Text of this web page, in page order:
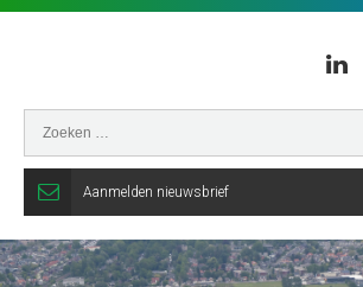
Aanmelden nieuwsbrief